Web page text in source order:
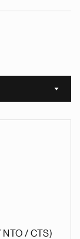
Sort
NTO / CTS)